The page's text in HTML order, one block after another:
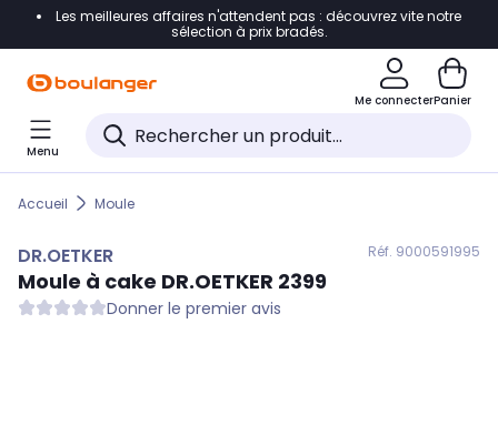
Accéder directement à la navigation
Accéder directement au pied de page
Accéder directement au chatbot
Les meilleures affaires n'attendent pas : découvrez vite notre
sélection à prix bradés.
Me connecterPanier
Menu
Accueil Moule
DR.OETKER Réf. 9000591995
Moule à cake DR.OETKER 2399
Donner le premier avis